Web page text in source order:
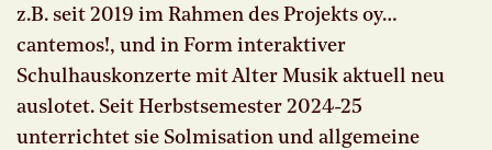
z.B. seit 2019 im Rahmen des Projekts oy…
cantemos!, und in Form interaktiver
Schulhauskonzerte mit Alter Musik aktuell neu
auslotet. Seit Herbstsemester 2024-25
unterrichtet sie Solmisation und allgemeine